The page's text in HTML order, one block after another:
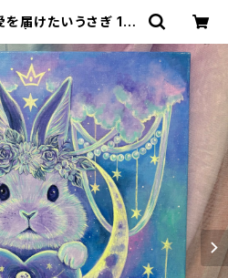
を届けたいうさぎ 1点